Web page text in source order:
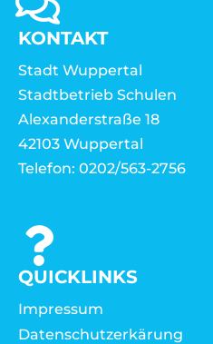
KONTAKT
Stadt Wuppertal
Stadtbetrieb Schulen
Alexanderstraße 18
42103 Wuppertal
Telefon: 0202/563-2756
QUICKLINKS
Impressum
Datenschutzerkärung